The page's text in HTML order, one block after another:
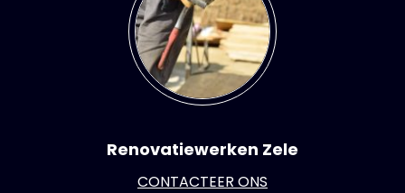
Renovatiewerken Zele
CONTACTEER ONS